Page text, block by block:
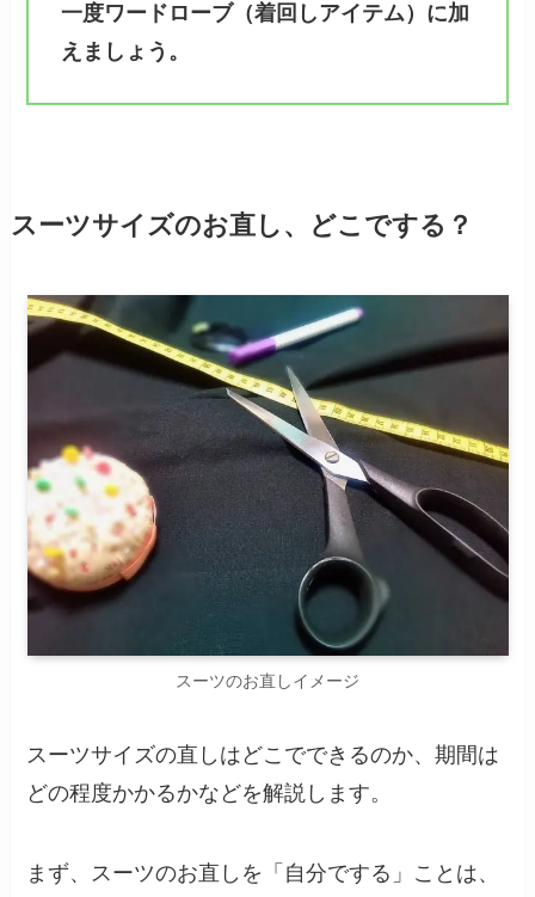
一度ワードローブ（着回しアイテム）に加
えましょう。
スーツサイズのお直し、どこでする？
スーツのお直しイメージ
スーツサイズの直しはどこでできるのか、期間は
どの程度かかるかなどを解説します。
まず、スーツのお直しを「自分でする」ことは、